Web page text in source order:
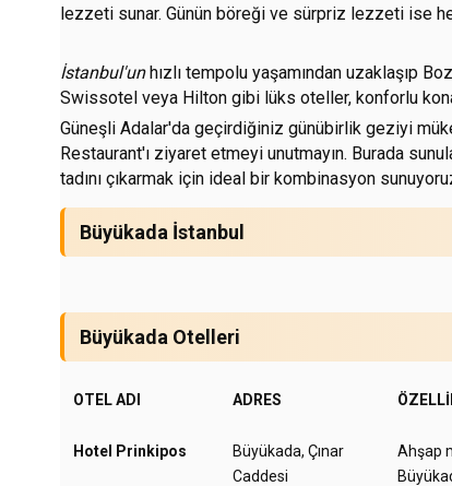
lezzeti sunar. Günün böreği ve sürpriz lezzeti ise
İstanbul'unhızlı tempolu yaşamından uzaklaşıp
Swissotel veya Hilton gibi lüks oteller, konforlu
Güneşli Adalar'da geçirdiğiniz günübirlik geziyi
Restaurant'ı ziyaret etmeyi unutmayın. Burada
tadını çıkarmak için ideal bir kombinasyon
Büyükada İstanbul
Büyükada Otelleri
OTEL ADI ADRES
Hotel Prinkipos
Büyükada, Çınar
Caddesi
Ahşap